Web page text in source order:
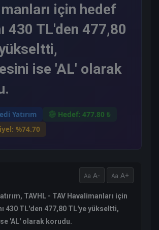
için hedef
430 TL'den 477,80
ise 'AL' olarak
Yatırım
Hedef: 477.80 ₺
%74.70
A- A+
TAVHL - TAV Havalimanları için
430 TL'den 477,80 TL'ye yükseltti,
'AL' olarak korudu.